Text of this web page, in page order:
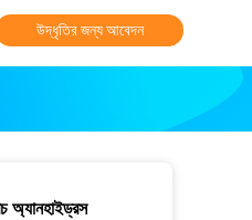
উদ্ধৃতির জন্য আবেদন
অ্যানহাইড্রস